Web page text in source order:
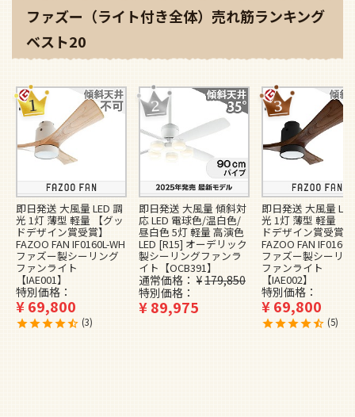
ファズー（ライト付き全体）売れ筋ランキング
ベスト20
即日発送 大風量 LED 調
光 1灯 薄型 軽量 【グッ
ドデザイン賞受賞】
FAZOO FAN IF0160L-WH
ファズー製シーリング
ファンライト
【IAE001】
特別価格
¥69,800
3
即日発送 大風量 傾斜対
応 LED 電球色/温白色/
昼白色 5灯 軽量 高演色
LED [R15] オーデリック
製シーリングファンラ
イト【OCB391】
通常価格 ¥179,850
特別価格
¥89,975
即日発送 大風量
光 1灯 薄型 軽量 【
ドデザイン賞受賞】
FAZOO FAN
ファズー製シーリ
ファンライト
【IAE002】
特別価格
¥69,800
5